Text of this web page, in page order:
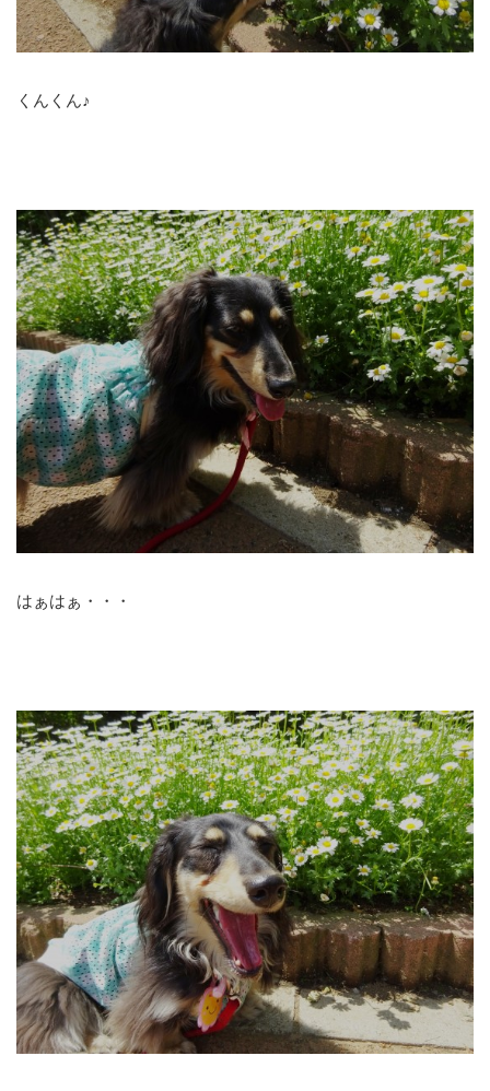
くんくん♪
はぁはぁ・・・